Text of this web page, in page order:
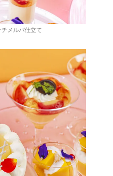
メルバ仕立て